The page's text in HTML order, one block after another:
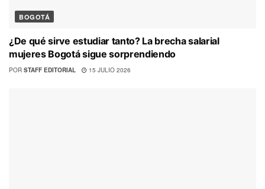
BOGOTÁ
¿De qué sirve estudiar tanto? La brecha salarial
mujeres Bogotá sigue sorprendiendo
POR STAFF EDITORIAL 15 JULIO 2026